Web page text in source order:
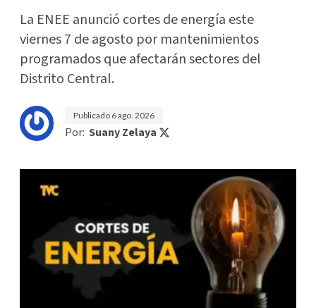
La ENEE anunció cortes de energía este
viernes 7 de agosto por mantenimientos
programados que afectarán sectores del
Distrito Central.
Publicado 6 ago. 2026
Por: Suany Zelaya